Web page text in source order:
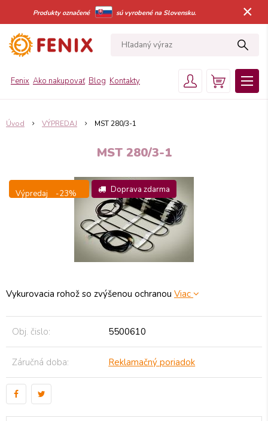
Produkty označené sú vyrobené na Slovensku. ×
Fenix Ako nakupovať Blog Kontakty
Úvod VÝPREDAJ MST 280/3-1
MST 280/3-1
Výpredaj -23% Doprava zdarma
Vykurovacia rohož so zvýšenou ochranou Viac
Obj. čislo: 5500610
Záručná doba: Reklamačný poriadok